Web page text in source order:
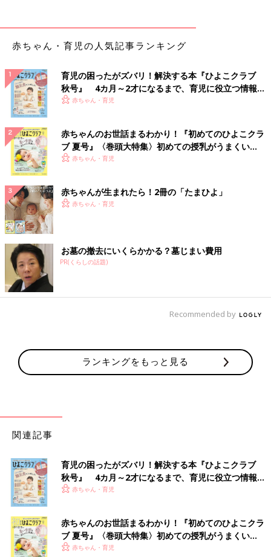
※漫画内では大人のマスクを割愛しています
秋冬ベビーウエアの失敗しない選び方
か、保育園のウエアはどんなものがいいのか、
そして、生地のチクチク問題…。赤ちゃんのウ
ママ・パパが体験した気になることについて、
登場人物／赤ちゃん教授（よいたん）
赤ちゃん・育児の人気記事ランキング
育児の困ったがズバリ！解決する本『ひよこクラブ
秋号』 4カ月～2才になるまで、育児に役立つ情報が
いっぱい！
赤ちゃん・育児
赤ちゃんのお世話まるわかり！『初めてのひよこクラ
ブ 夏号』〈巻頭大特集〉初めての授乳がうまくい
く！ おっぱい・ミルクの基本と夏のトラブル 解決テ
赤ちゃん・育児
赤ちゃんが生まれたら！2冊の「たまひよ」
赤ちゃん・育児
お墓の撤去にいくらかかる？墓じまい費用
PR(くらしの話題)
Recommended by
ランキングをもっと見る
関連記事
育児の困ったがズバリ！解決する本『ひよこクラブ
秋号』 4カ月～2才になるまで、育児に役立つ情報が
いっぱい！
赤ちゃん・育児
赤ちゃんのお世話まるわかり！『初めてのひよこクラ
ブ 夏号』〈巻頭大特集〉初めての授乳がうまくい
く！ おっぱい・ミルクの基本と夏のトラブル 解決テ
赤ちゃん・育児